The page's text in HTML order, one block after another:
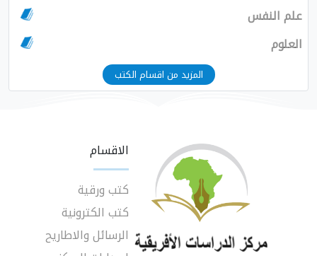
علم النفس
العلوم
المزيد من اقسام الكتب
الاقسام
كتب ورقية
كتب الكترونية
الرسائل والاطاريح